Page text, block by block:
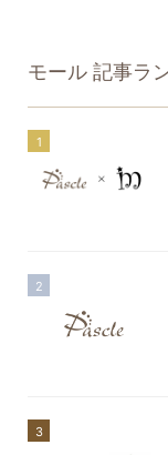
モール 記事ラ